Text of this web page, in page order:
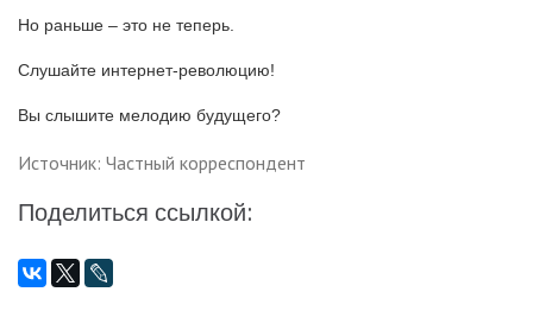
Но раньше – это не теперь.
Слушайте интернет-революцию!
Вы слышите мелодию будущего?
Источник: Частный корреспондент
Поделиться ссылкой: